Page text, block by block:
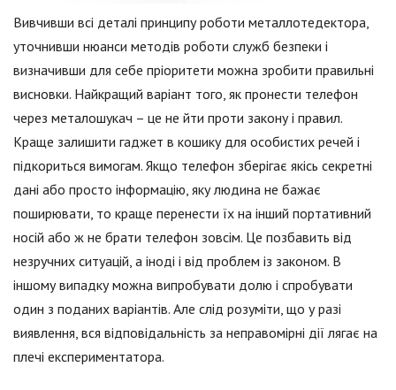
Вивчивши всі деталі принципу роботи металлотедектора,
уточнивши нюанси методів роботи служб безпеки і
визначивши для себе пріоритети можна зробити правильні
висновки. Найкращий варіант того, як пронести телефон
через металошукач – це не йти проти закону і правил.
Краще залишити гаджет в кошику для особистих речей і
підкориться вимогам. Якщо телефон зберігає якісь секретні
дані або просто інформацію, яку людина не бажає
поширювати, то краще перенести їх на інший портативний
носій або ж не брати телефон зовсім. Це позбавить від
незручних ситуацій, а іноді і від проблем із законом. В
іншому випадку можна випробувати долю і спробувати
один з поданих варіантів. Але слід розуміти, що у разі
виявлення, вся відповідальність за неправомірні дії лягає на
плечі експериментатора.